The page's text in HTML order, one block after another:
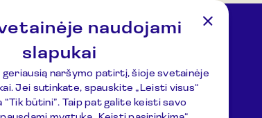
naudojami
slapukai
naršymo patirtį, šioje svetainėje
Jei sutinkate, spauskite „Leisti visus“
“Tik būtini”. Taip pat galite keisti savo
Kulionių k., Žvaigždžių g. 10, Čiulėnų
sen., Molėtų r.
P./d. Nr.44, LT-33354, Molėtai